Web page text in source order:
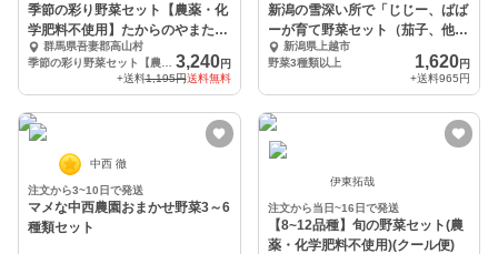
季節の彩り野菜セット【農薬・化
学肥料不使用】たからのやまたか
やま群馬県吾妻郡高山村
3,240円
+送料1,195円送料無料
新潟の雪深い所で「じじー、ばば
ーが育て野菜セット（茄子、他1
種類以上」
新潟県上越市
野菜3種類以上
1,620円
+送料965円
中西 徹
注文から3~10日で発送
マメな中西農園おまかせ野菜3～6
種類セット
伊東拓哉
注文から当日~16日で発送
【8~12品種】旬の野菜セット(農
薬・化学肥料不使用)(クール便)